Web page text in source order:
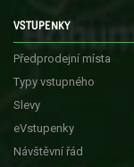
VSTUPENKY
Předprodejní místa
Typy vstupného
Slevy
eVstupenky
Návštěvní řád